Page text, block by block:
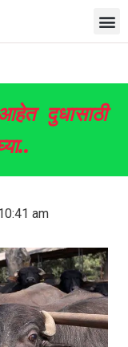
आहेत दुधासाठी
am